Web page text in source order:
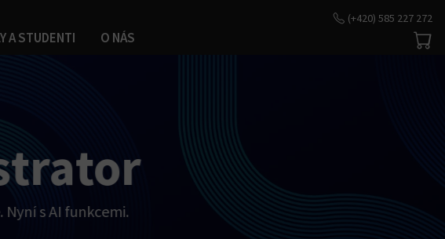
A STUDENTI O NÁS
(+420) 585 227 272
s AI funkcemi.